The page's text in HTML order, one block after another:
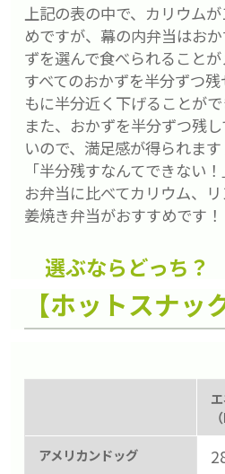
上記の表の中で、カリウム
めですが、幕の内弁当はお
ずを選んで食べられることが
すべてのおかずを半分ずつ
もに半分近く下げることがで
また、おかずを半分ずつ残
いので、満足感が得られま
「半分残すなんてできない
お弁当に比べてカリウム、
姜焼き弁当がおすすめです！
選ぶならどっち？
【ホットスナッ
アメリカンドッグ